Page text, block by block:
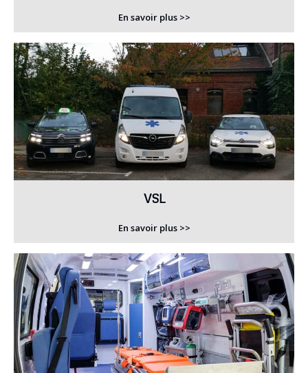
En savoir plus >>
VSL
En savoir plus >>